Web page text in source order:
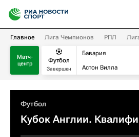
Главное Лига Чемпионов РПЛ
Матч-
центр
Футбол
Завершен
Бавария
Астон Вилла
Футбол
Кубок Англии.